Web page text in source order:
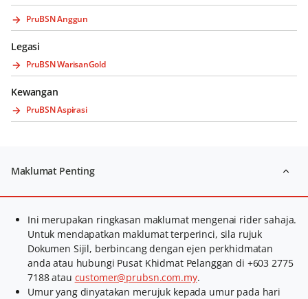
PruBSN Anggun
Legasi
PruBSN WarisanGold
Kewangan
PruBSN Aspirasi
Maklumat Penting
Ini merupakan ringkasan maklumat mengenai rider sahaja.
Untuk mendapatkan maklumat terperinci, sila rujuk
Dokumen Sijil, berbincang dengan ejen perkhidmatan
anda atau hubungi Pusat Khidmat Pelanggan di +603 2775
7188 atau customer@prubsn.com.my.
Umur yang dinyatakan merujuk kepada umur pada hari